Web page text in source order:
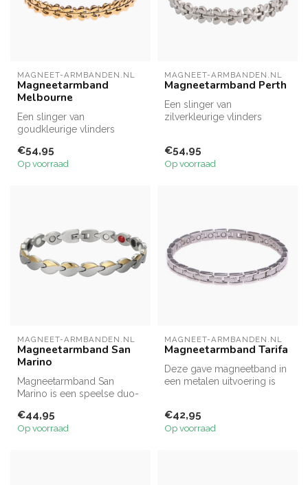
MAGNEET-ARMBANDEN.NL
Magneetarmband
Melbourne
Een slinger van
goudkleurige vlinders
Melbourne is een speelse ...
€54,95
Op voorraad
MAGNEET-ARMBANDEN.NL
Magneetarmband Perth
Een slinger van
zilverkleurige vlinders
€54,95
Op voorraad
MAGNEET-ARMBANDEN.NL
Magneetarmband San
Marino
Magneetarmband San
Marino is een speelse duo-
aaneenge...
€44,95
Op voorraad
MAGNEET-ARMBANDEN.NL
Magneetarmband Tarifa
Deze gave magneetband in
een metalen uitvoering is
€42,95
Op voorraad